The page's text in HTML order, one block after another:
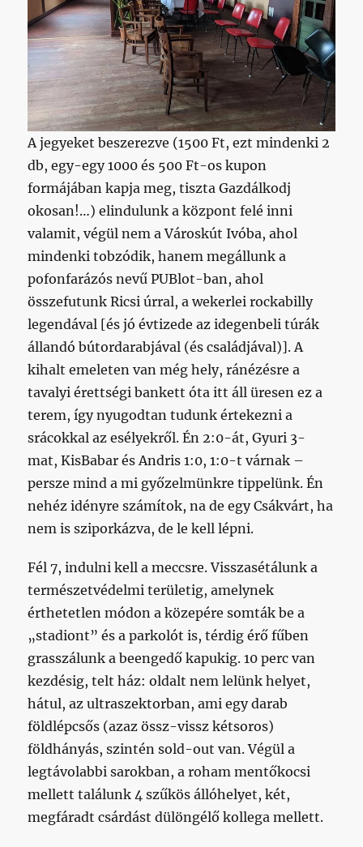
A jegyeket beszerezve (1500 Ft, ezt mindenki 2
db, egy-egy 1000 és 500 Ft-os kupon
formájában kapja meg, tiszta Gazdálkodj
okosan!…) elindulunk a központ felé inni
valamit, végül nem a Városkút Ivóba, ahol
mindenki tobzódik, hanem megállunk a
pofonfarázós nevű PUBlot-ban, ahol
összefutunk Ricsi úrral, a wekerlei rockabilly
legendával [és jó évtizede az idegenbeli túrák
állandó bútordarabjával (és családjával)]. A
kihalt emeleten van még hely, ránézésre a
tavalyi érettségi bankett óta itt áll üresen ez a
terem, így nyugodtan tudunk értekezni a
srácokkal az esélyekről. Én 2:0-át, Gyuri 3-
mat, KisBabar és Andris 1:0, 1:0-t várnak –
persze mind a mi győzelmünkre tippelünk. Én
nehéz idényre számítok, na de egy Csákvárt, ha
nem is sziporkázva, de le kell lépni.
Fél 7, indulni kell a meccsre. Visszasétálunk a
természetvédelmi területig, amelynek
érthetetlen módon a közepére somták be a
„stadiont” és a parkolót is, térdig érő fűben
grasszálunk a beengedő kapukig. 10 perc van
kezdésig, telt ház: oldalt nem lelünk helyet,
hátul, az ultraszektorban, ami egy darab
földlépcsős (azaz össz-vissz kétsoros)
földhányás, szintén sold-out van. Végül a
legtávolabbi sarokban, a roham mentőkocsi
mellett találunk 4 szűkös állóhelyet, két,
megfáradt csárdást dülöngélő kollega mellett.